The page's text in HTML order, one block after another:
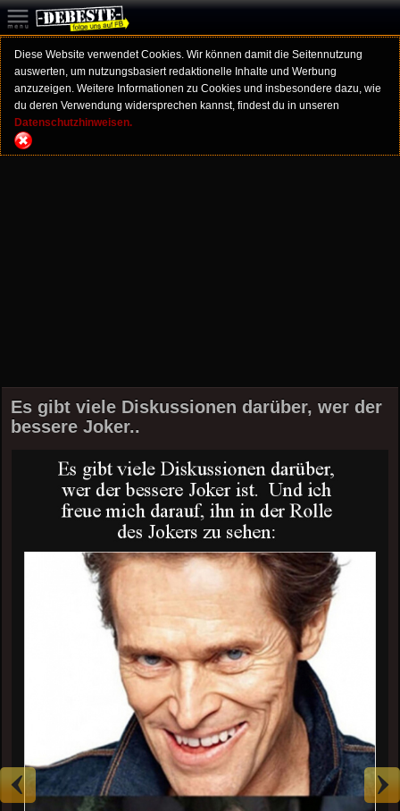
Diese Website verwendet Cookies. Wir können damit die Seitennutzung
auswerten, um nutzungsbasiert redaktionelle Inhalte und Werbung
anzuzeigen. Weitere Informationen zu Cookies und insbesondere dazu, wie
du deren Verwendung widersprechen kannst, findest du in unseren
Datenschutzhinweisen.
Es gibt viele Diskussionen darüber, wer der
bessere Joker..